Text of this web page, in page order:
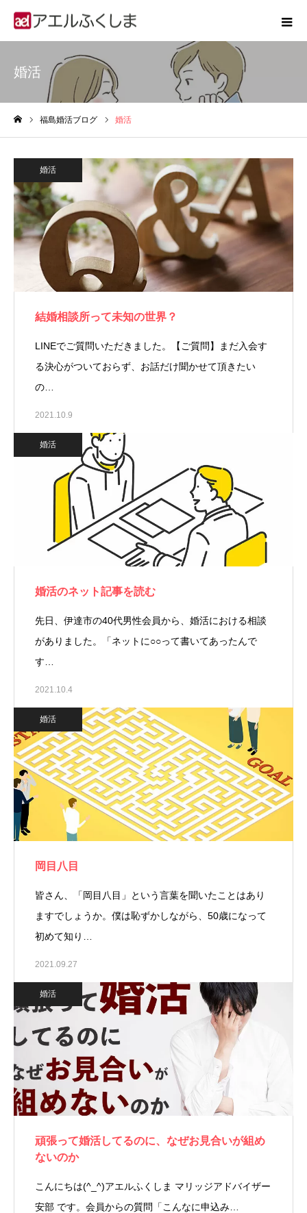
婚活
福島婚活ブログ 婚活
婚活
結婚相談所って未知の世界？
LINEでご質問いただきました。【ご質問】まだ入会す
る決心がついておらず、お話だけ聞かせて頂きたい
の…
2021.10.9
婚活
婚活のネット記事を読む
先日、伊達市の40代男性会員から、婚活における相談
がありました。「ネットに○○って書いてあったんで
す…
2021.10.4
婚活
岡目八目
皆さん、「岡目八目」という言葉を聞いたことはあり
ますでしょうか。僕は恥ずかしながら、50歳になって
初めて知り…
2021.09.27
婚活
頑張って婚活してるのに、なぜお見合いが組め
ないのか
こんにちは(^_^)アエルふくしま マリッジアドバイザー
安部 です。会員からの質問「こんなに申込み…